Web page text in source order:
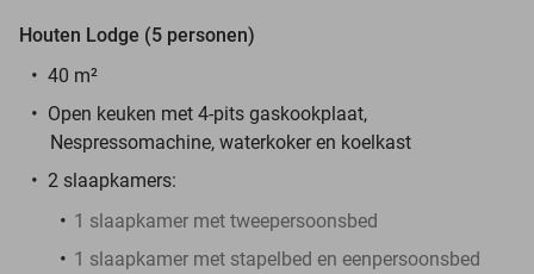
Houten Lodge (5 personen)
40 m²
Open keuken met 4-pits gaskookplaat,
Nespressomachine, waterkoker en koelkast
2 slaapkamers:
1 slaapkamer met tweepersoonsbed
1 slaapkamer met stapelbed en eenpersoonsbed